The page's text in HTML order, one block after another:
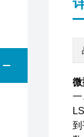
微
一
到